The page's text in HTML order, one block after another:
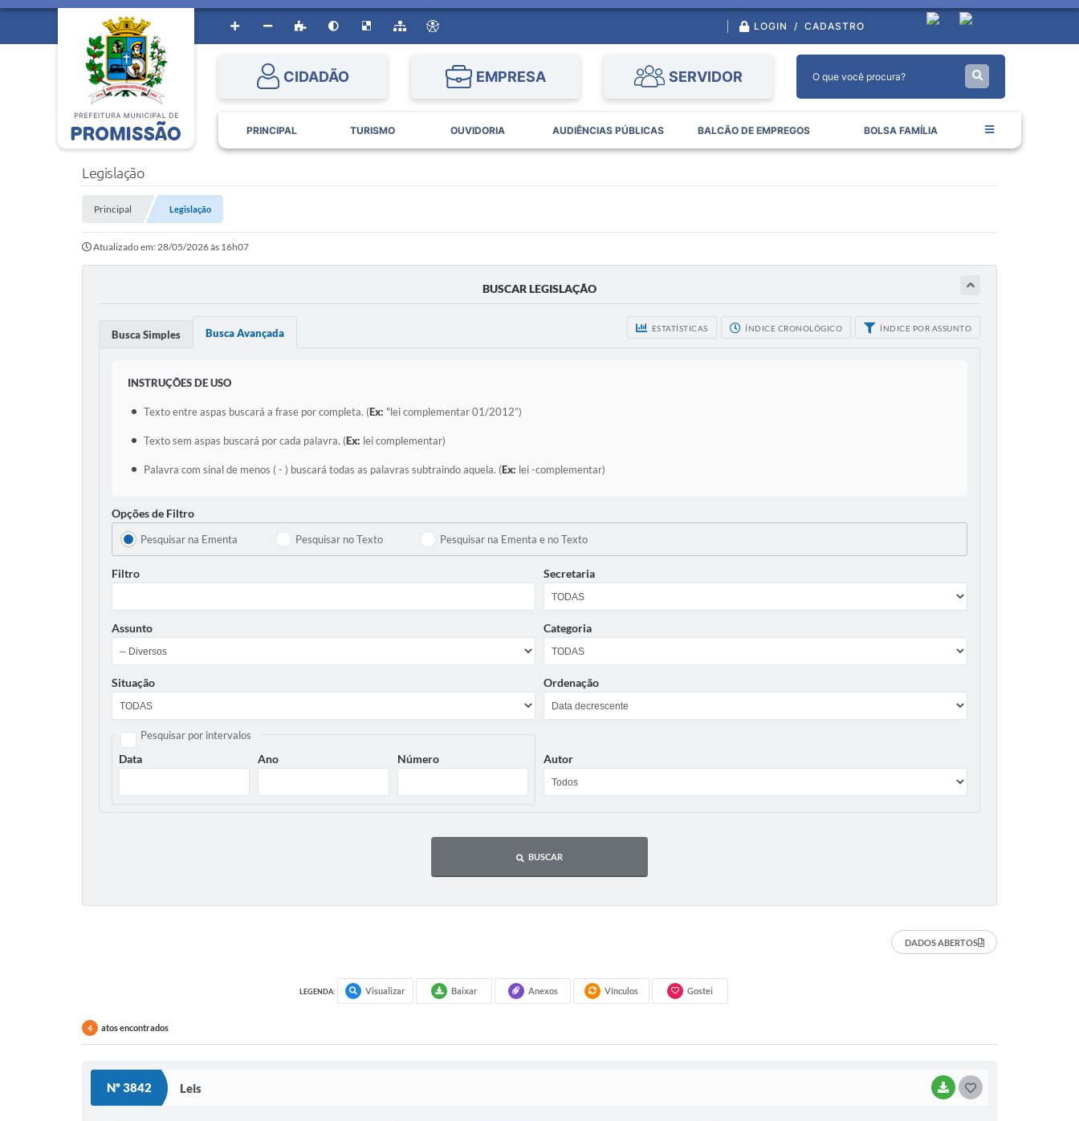
LOGIN / CADASTRO
CIDADÃO EMPRESA SERVIDOR
PRINCIPAL TURISMO OUVIDORIA AUDIÊNCIAS PÚBLICAS BALCÃO DE EMPREGOS BOLSA FAMÍLIA
Legislação
Principal Legislação
Atualizado em: 28/05/2026 às 16h07
BUSCAR LEGISLAÇÃO
ESTATÍSTICAS ÍNDICE CRONOLÓGICO ÍNDICE POR ASSUNTO
Busca Simples Busca Avançada
INSTRUÇÕES DE USO
Texto entre aspas buscará a frase por completa. (Ex: "lei complementar 01/2012”)
Texto sem aspas buscará por cada palavra. (Ex: lei complementar)
Palavra com sinal de menos ( - ) buscará todas as palavras subtraindo aquela. (Ex: lei -complementar)
Opções de Filtro
Pesquisar na Ementa Pesquisar no Texto Pesquisar na Ementa e no Texto
Filtro Secretaria
Assunto Categoria
Situação Ordenação
Pesquisar por intervalos
Data Ano Número Autor
BUSCAR
DADOS ABERTOS
LEGENDA: Visualizar Baixar Anexos Vínculos Gostei
4 atos encontrados
Nº 3842 Leis BAIXAR